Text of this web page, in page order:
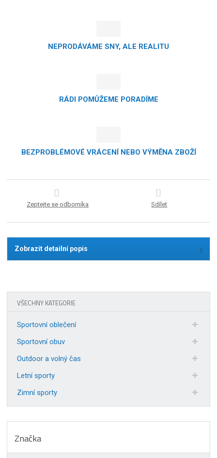
NEPRODÁVÁME SNY, ALE REALITU
RÁDI POMŮŽEME PORADÍME
BEZPROBLÉMOVÉ VRÁCENÍ NEBO VÝMĚNA ZBOŽÍ
Zeptejte se odborníka Sdílet
Zobrazit detailní popis
VŠECHNY KATEGORIE
Sportovní oblečení
Sportovní obuv
Outdoor a volný čas
Letní sporty
Zimní sporty
Značka